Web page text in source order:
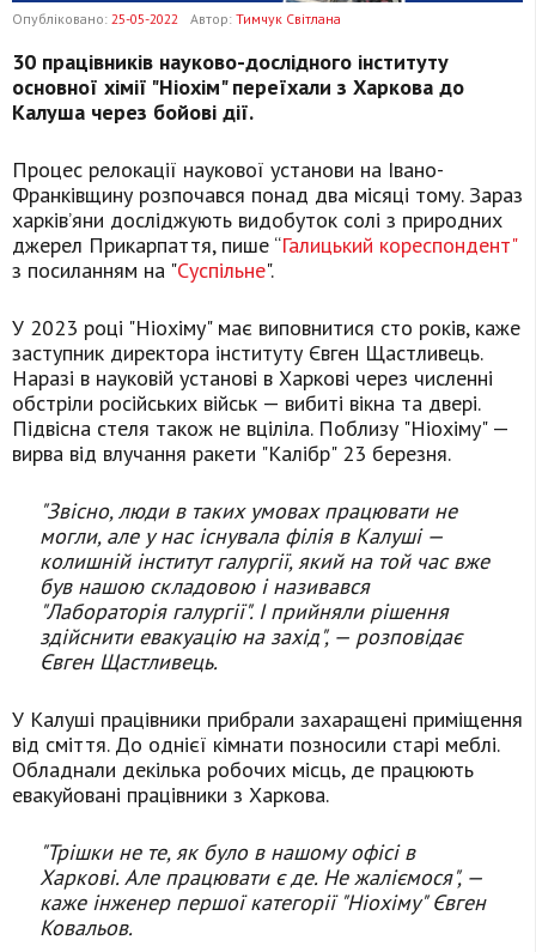
Опубліковано: 25-05-2022 Автор: Тимчук Світлана
30 працівників науково-дослідного інституту
основної хімії "Ніохім" переїхали з Харкова до
Калуша через бойові дії.
Процес релокації наукової установи на Івано-
Франківщину розпочався понад два місяці тому. Зараз
харків’яни досліджують видобуток солі з природних
джерел Прикарпаття, пише “Галицький кореспондент"
з посиланням на "Суспільне".
У 2023 році "Ніохіму" має виповнитися сто років, каже
заступник директора інституту Євген Щастливець.
Наразі в науковій установі в Харкові через численні
обстріли російських військ — вибиті вікна та двері.
Підвісна стеля також не вціліла. Поблизу "Ніохіму" —
вирва від влучання ракети "Калібр" 23 березня.
"Звісно, люди в таких умовах працювати не
могли, але у нас існувала філія в Калуші —
колишній інститут галургії, який на той час вже
був нашою складовою і називався
"Лабораторія галургії". І прийняли рішення
здійснити евакуацію на захід", — розповідає
Євген Щастливець.
У Калуші працівники прибрали захаращені приміщення
від сміття. До однієї кімнати позносили старі меблі.
Обладнали декілька робочих місць, де працюють
евакуйовані працівники з Харкова.
"Трішки не те, як було в нашому офісі в
Харкові. Але працювати є де. Не жаліємося", —
каже інженер першої категорії "Ніохіму" Євген
Ковальов.